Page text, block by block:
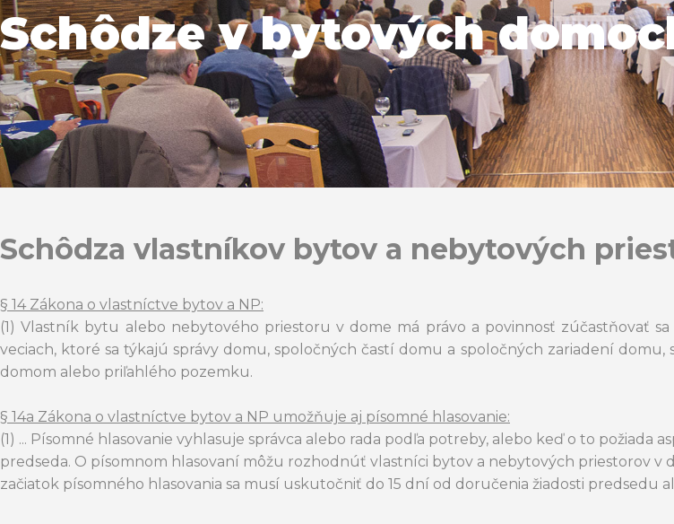
Schôdze v bytových
Schôdza vlastníkov bytov a nebytových
§ 14 Zákona o vlastníctve bytov a NP:
(1) Vlastník bytu alebo nebytového priestoru v dome má právo a povinnosť zúčastňovať
veciach, ktoré sa týkajú správy domu, spoločných častí domu a spoločných zariadení
domom alebo priľahlého pozemku.
§ 14a Zákona o vlastníctve bytov a NP umožňuje aj písomné hlasovanie:
(1) ... Písomné hlasovanie vyhlasuje správca alebo rada podľa potreby, alebo keď o to
predseda. O písomnom hlasovaní môžu rozhodnúť vlastníci bytov a nebytových priestorov v
začiatok písomného hlasovania sa musí uskutočniť do 15 dní od doručenia žiadosti